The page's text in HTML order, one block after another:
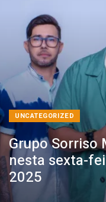
UNCATEGORIZED
Grupo Sorriso
nesta sexta-
2025